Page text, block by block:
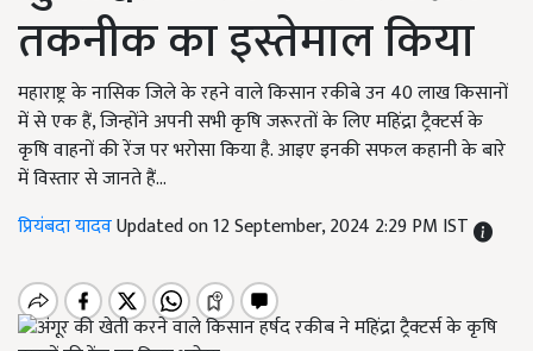
तकनीक का इस्तेमाल किया
महाराष्ट्र के नासिक जिले के रहने वाले किसान रकीबे उन 40 लाख किसानों
में से एक हैं, जिन्होंने अपनी सभी कृषि जरूरतों के लिए महिंद्रा ट्रैक्टर्स के
कृषि वाहनों की रेंज पर भरोसा किया है. आइए इनकी सफल कहानी के बारे
में विस्तार से जानते हैं...
प्रियंबदा यादवUpdated on 12 September, 2024 2:29 PM IST